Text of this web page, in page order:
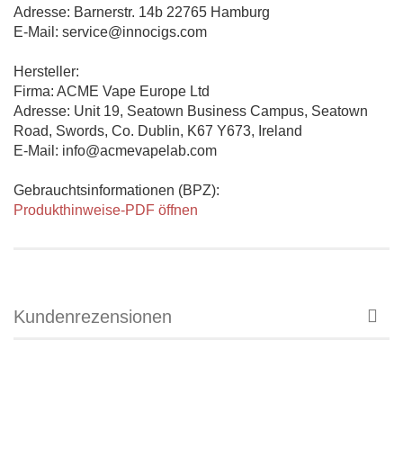
Adresse: Barnerstr. 14b 22765 Hamburg
E-Mail: service@innocigs.com
Hersteller:
Firma: ACME Vape Europe Ltd
Adresse: Unit 19, Seatown Business Campus, Seatown
Road, Swords, Co. Dublin, K67 Y673, Ireland
E-Mail: info@acmevapelab.com
Gebrauchtsinformationen (BPZ):
Produkthinweise-PDF öffnen
Kundenrezensionen